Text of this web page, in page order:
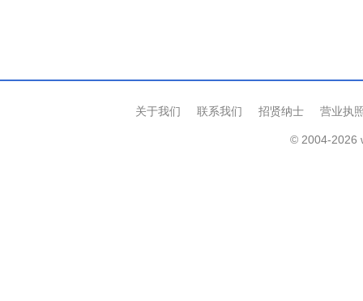
关于我们 联系我们 招贤纳士 营业执
© 2004-2026